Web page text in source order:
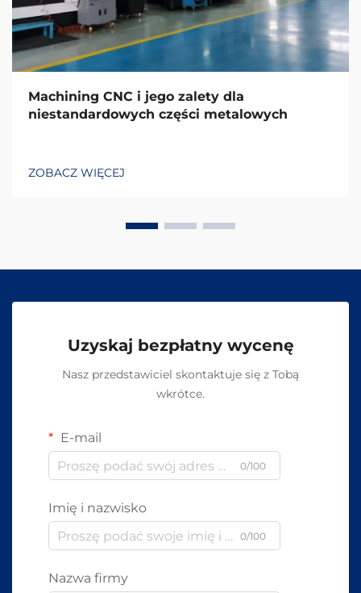
Machining CNC i jego zalety dla
niestandardowych części metalowych
ZOBACZ WIĘCEJ
Uzyskaj bezpłatny wycenę
Nasz przedstawiciel skontaktuje się z Tobą
wkrótce.
E-mail
0/100
Imię i nazwisko
0/100
Nazwa firmy